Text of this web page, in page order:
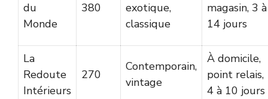
du
Monde
380
exotique,
classique
magasin, 3 à
14 jours
La
Redoute
Intérieurs
270
Contemporain,
vintage
À domicile,
point relais,
4 à 10 jours